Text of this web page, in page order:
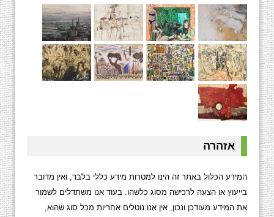
אזהרה
המידע הכלול באתר זה הינו למטרות מידע כללי בלבד, ואין מדובר
בייעוץ או הצעה לרכישה מסוג כלשהו. בעוד אנו משתדלים לשמור
את המידע מעודכן ונכון, אין אנו נוטלים אחריות מכל סוג שהוא,